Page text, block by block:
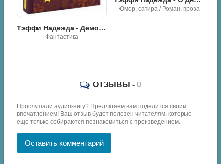
Тэффи Надежда - Демоническая женщина
Фантастика
Юмор, сатира / Роман, проза
ОТЗЫВЫ - 0
Прослушали аудиокнигу? Предлагаем вам поделится своим
впечатлением! Ваш отзыв будет полезен читателям, которые
еще только собираются познакомиться с произведением.
Оставить комментарий